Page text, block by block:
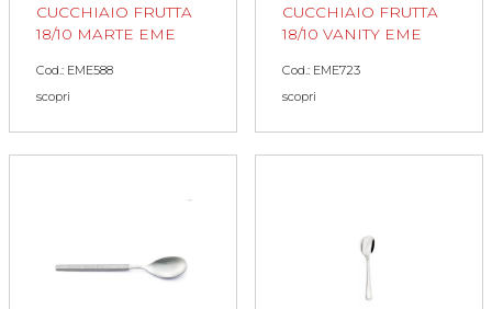
CUCCHIAIO FRUTTA
18/10 MARTE EME
Cod.: EME588
scopri
CUCCHIAIO FRUTTA
18/10 VANITY EME
Cod.: EME723
scopri